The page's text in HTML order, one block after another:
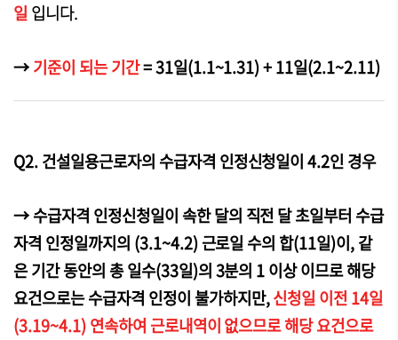
일입니다.
→기준이 되는 기간= 31일(1.1~1.31) + 11일(2.1~2.11)
Q2. 건설일용근로자의 수급자격 인정신청일이 4.2인 경우
→수급자격 인정신청일이 속한 달의 직전 달 초일부터 수급
자격 인정일까지의 (3.1~4.2) 근로일 수의 합(11일)이, 같
은 기간 동안의 총 일수(33일)의 3분의 1 이상 이므로 해당
요건으로는 수급자격 인정이 불가하지만,신청일 이전 14일
(3.19~4.1) 연속하여 근로내역이 없으므로 해당 요건으로